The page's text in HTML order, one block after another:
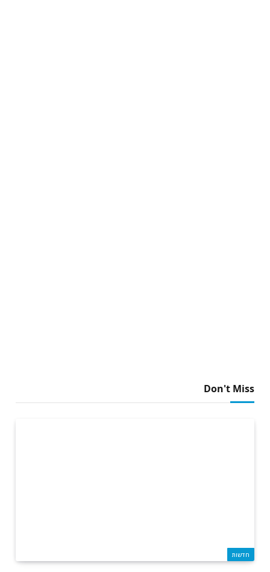
Don't Miss
חדשות